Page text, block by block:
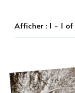
Afficher : 1 - 1